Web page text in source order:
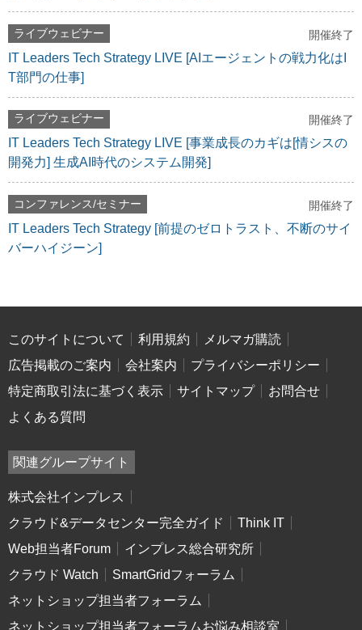
ライブウェビナー 開催終了
IT Leaders Tech Strategy LIVE [AIエージェントの戦力化はI
T部門の仕事]
ライブウェビナー 開催終了
IT Leaders Tech Strategy LIVE [事業成長のカギは[情シスの
開発力] 生成AI時代のシステム開発]
コンファレンス/セミナー 開催終了
IT Leaders Tech Strategy [前提のゼロトラスト、不断のサイ
バーハイジーン]
このサイトについて 利用規約
メルマガ購読
広告掲載のご案内
会社案内
プライバシーポリシー
特定商取引法に基づく表示
サイトマップ
お問合せ
よくある質問
関連グループサイト
株式会社インプレス
クラウド&データセンター完全ガイド
Think IT
Web担当者Forum
インプレス総合研究所
クラウド Watch
SmartGridフォーラム
ネットショップ担当者フォーラム
ネットショップ担当者フォーラムお悩み相談室